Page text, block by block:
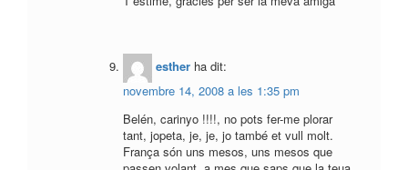
esther ha dit:
novembre 14, 2008 a les 1:35 pm
Belén, carinyo !!!!, no pots fer-me plorar
tant, jopeta, je, je, jo també et vull molt.
França són uns mesos, uns mesos que